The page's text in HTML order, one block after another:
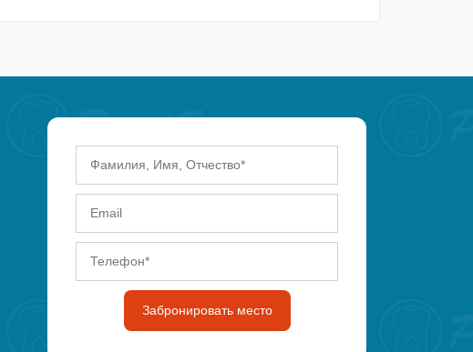
Забронировать место